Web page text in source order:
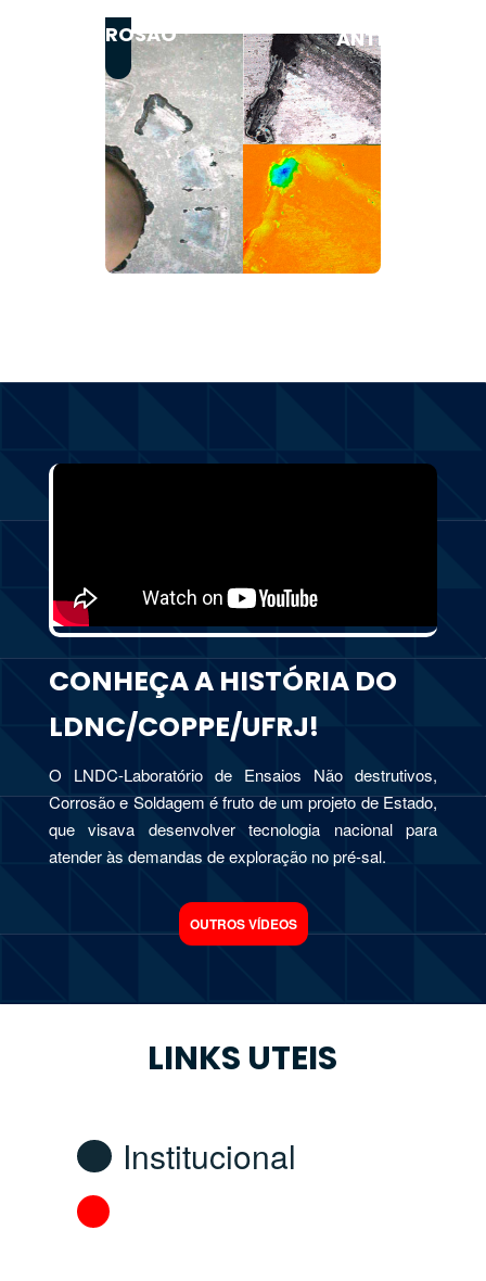
CORROSÃO
CONHEÇA A HISTÓRIA DO
LDNC/COPPE/UFRJ!
O LNDC-Laboratório de Ensaios Não destrutivos,
Corrosão e Soldagem é fruto de um projeto de Estado,
que visava desenvolver tecnologia nacional para
atender às demandas de exploração no pré-sal.
OUTROS VÍDEOS
LINKS UTEIS
Institucional
Fomento